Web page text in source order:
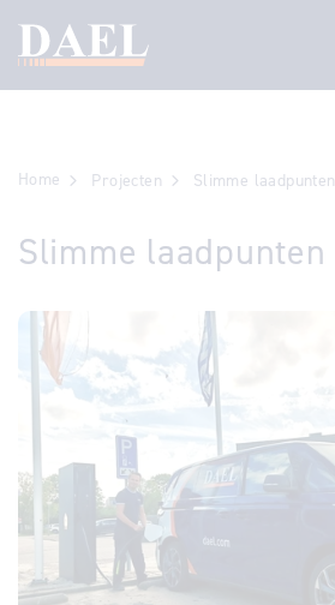
Home Projecten Slimme laadpunten
Slimme laadpunten